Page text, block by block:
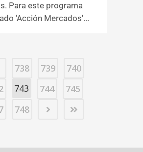
Para este programa
'Acción Mercados'...
738 739
740
743 744
745
748